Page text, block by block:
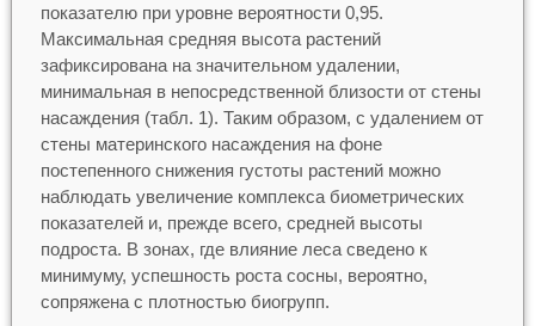
показателю при уровне вероятности 0,95.
Максимальная средняя высота растений
зафиксирована на значительном удалении,
минимальная в непосредственной близости от стены
насаждения (табл. 1). Таким образом, с удалением от
стены материнского насаждения на фоне
постепенного снижения густоты растений можно
наблюдать увеличение комплекса биометрических
показателей и, прежде всего, средней высоты
подроста. В зонах, где влияние леса сведено к
минимуму, успешность роста сосны, вероятно,
сопряжена с плотностью биогрупп.